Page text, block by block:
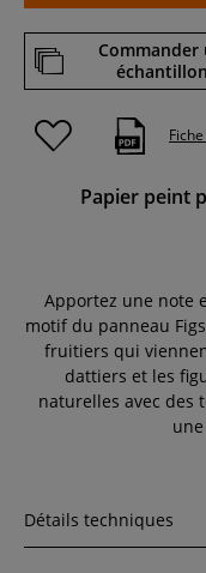
Commander
échantillon
Papier peint
Apportez une note
motif du panneau
fruitiers qui
dattiers et les
naturelles avec des
Détails techniques